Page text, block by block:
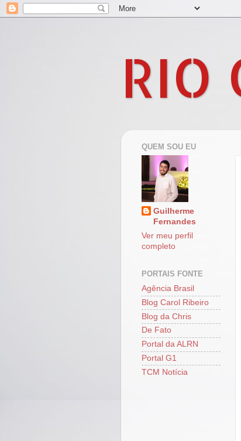
RIO
QUEM SOU EU
Guilherme
Fernandes
Ver meu perfil
completo
PORTAIS FONTE
Agência Brasil
Blog Carol Ribeiro
Blog da Chris
De Fato
Portal da ALRN
Portal G1
TCM Notícia